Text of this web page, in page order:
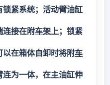
紧系统；活动臂油缸
连接在附车架 上；锁紧
以在箱体自卸时将附车
连为一体，在主油缸伸